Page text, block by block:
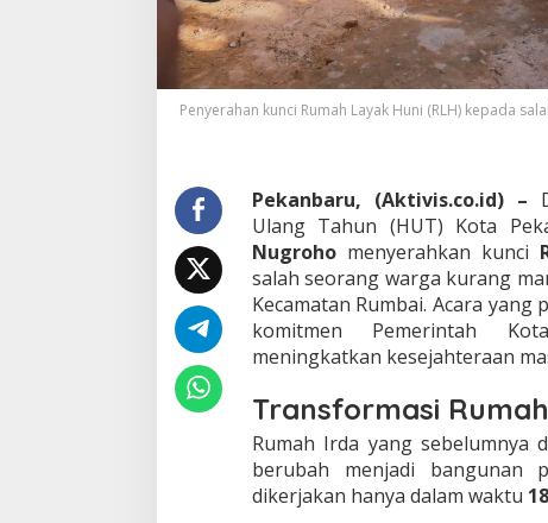
R
u
m
a
h
a
k
H
u
n
i
u
n
t
k
a
r
g
Penyerahan kunci Rumah Layak Huni (RLH) kepada
Pekanbaru, (Aktivis.co.id) –
Ulang Tahun (HUT) Kota
Nugrohomenyerahkan kunci
salah seorang warga kurang
Kecamatan Rumbai. Acara
komitmen Pemerintah
meningkatkan kesejahteraan
Transformasi
Rumah Irda yang sebelumnya
berubah menjadi bangunan
dikerjakan hanya dalam waktu